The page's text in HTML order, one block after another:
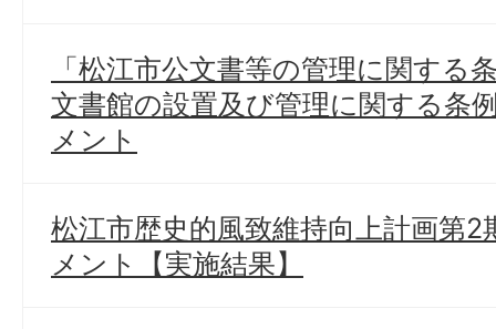
「松江市公文書等の管理に関する
文書館の設置及び管理に関する条
メント
松江市歴史的風致維持向上計画第
メント【実施結果】